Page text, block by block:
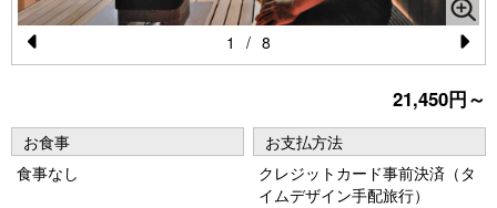
Pr
vi
o
N
e
xt
1 / 8
21,450円～
お食事
食事なし
お支払方法
クレジットカード事前決済（タ
イムデザイン手配旅行）